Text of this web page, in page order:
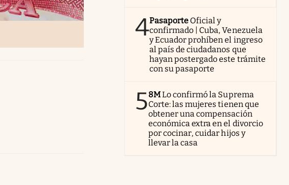
4Pasaporte Oficial y
confirmado | Cuba, Venezuela
y Ecuador prohíben el ingreso
al país de ciudadanos que
hayan postergado este trámite
con su pasaporte
58MLo confirmó la Suprema
Corte: las mujeres tienen que
obtener una compensación
económica extra en el divorcio
por cocinar, cuidar hijos y
llevar la casa